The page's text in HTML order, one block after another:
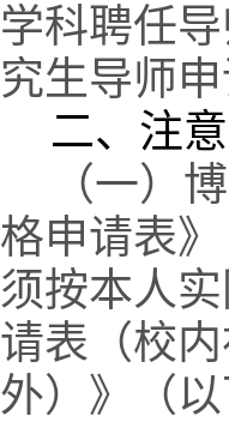
学科聘任
究生导师
二、注
（一）
格申请表
须按本人
请表（校
外）》（